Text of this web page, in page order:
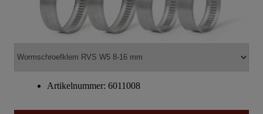
Artikelnummer: 6011008